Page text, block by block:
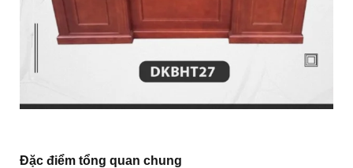
Đặc điểm tổng quan chung